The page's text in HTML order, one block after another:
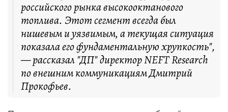
российского рынка высокооктанового
топлива. Этот сегмент всегда был
нишевым и уязвимым, а текущая ситуация
показала его фундаментальную хрупкость",
— рассказал "ДП" директор NEFT Research
по внешним коммуникациям Дмитрий
Прокофьев.